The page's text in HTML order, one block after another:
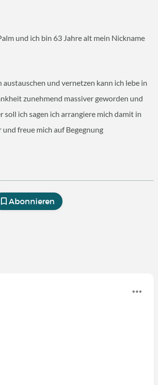
und ich bin 63 Jahre alt mein Nickname
und vernetzen kann ich lebe in
zunehmend massiver geworden und
ich sagen ich arrangiere mich damit in
freue mich auf Begegnung
Abonnieren